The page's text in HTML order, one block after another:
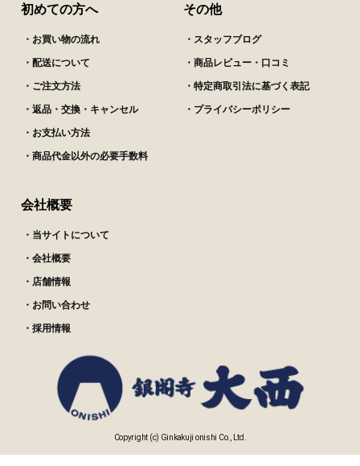
初めての方へ
・お買い物の流れ
・配送について
・ご注文方法
・返品・交換・キャンセル
・お支払い方法
・商品代金以外の必要手数料
その他
・スタッフブログ
・商品レビュー・口コミ
・特定商取引法に基づく表記
・プライバシーポリシー
会社概要
・当サイトについて
・会社概要
・店舗情報
・お問い合わせ
・採用情報
Copyright (c) Ginkakuji onishi Co., Ltd.